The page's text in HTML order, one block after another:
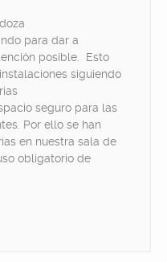
para dar a
posible. Esto
siguiendo
seguro para las
Por ello se han
en nuestra sala de
obligatorio de